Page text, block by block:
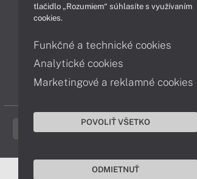
Reklamačné podmienky
Vrátenie tovaru
Vyhlásenie o prístupnosti
Cookies
tlačidlo „Rozumiem“ súhlasíte s využívaním
cookies.
Funkčné a technické cookies
Analytické cookies
Marketingové a reklamné cookies
POVOLIŤ VŠETKO
ODMIETNUŤ